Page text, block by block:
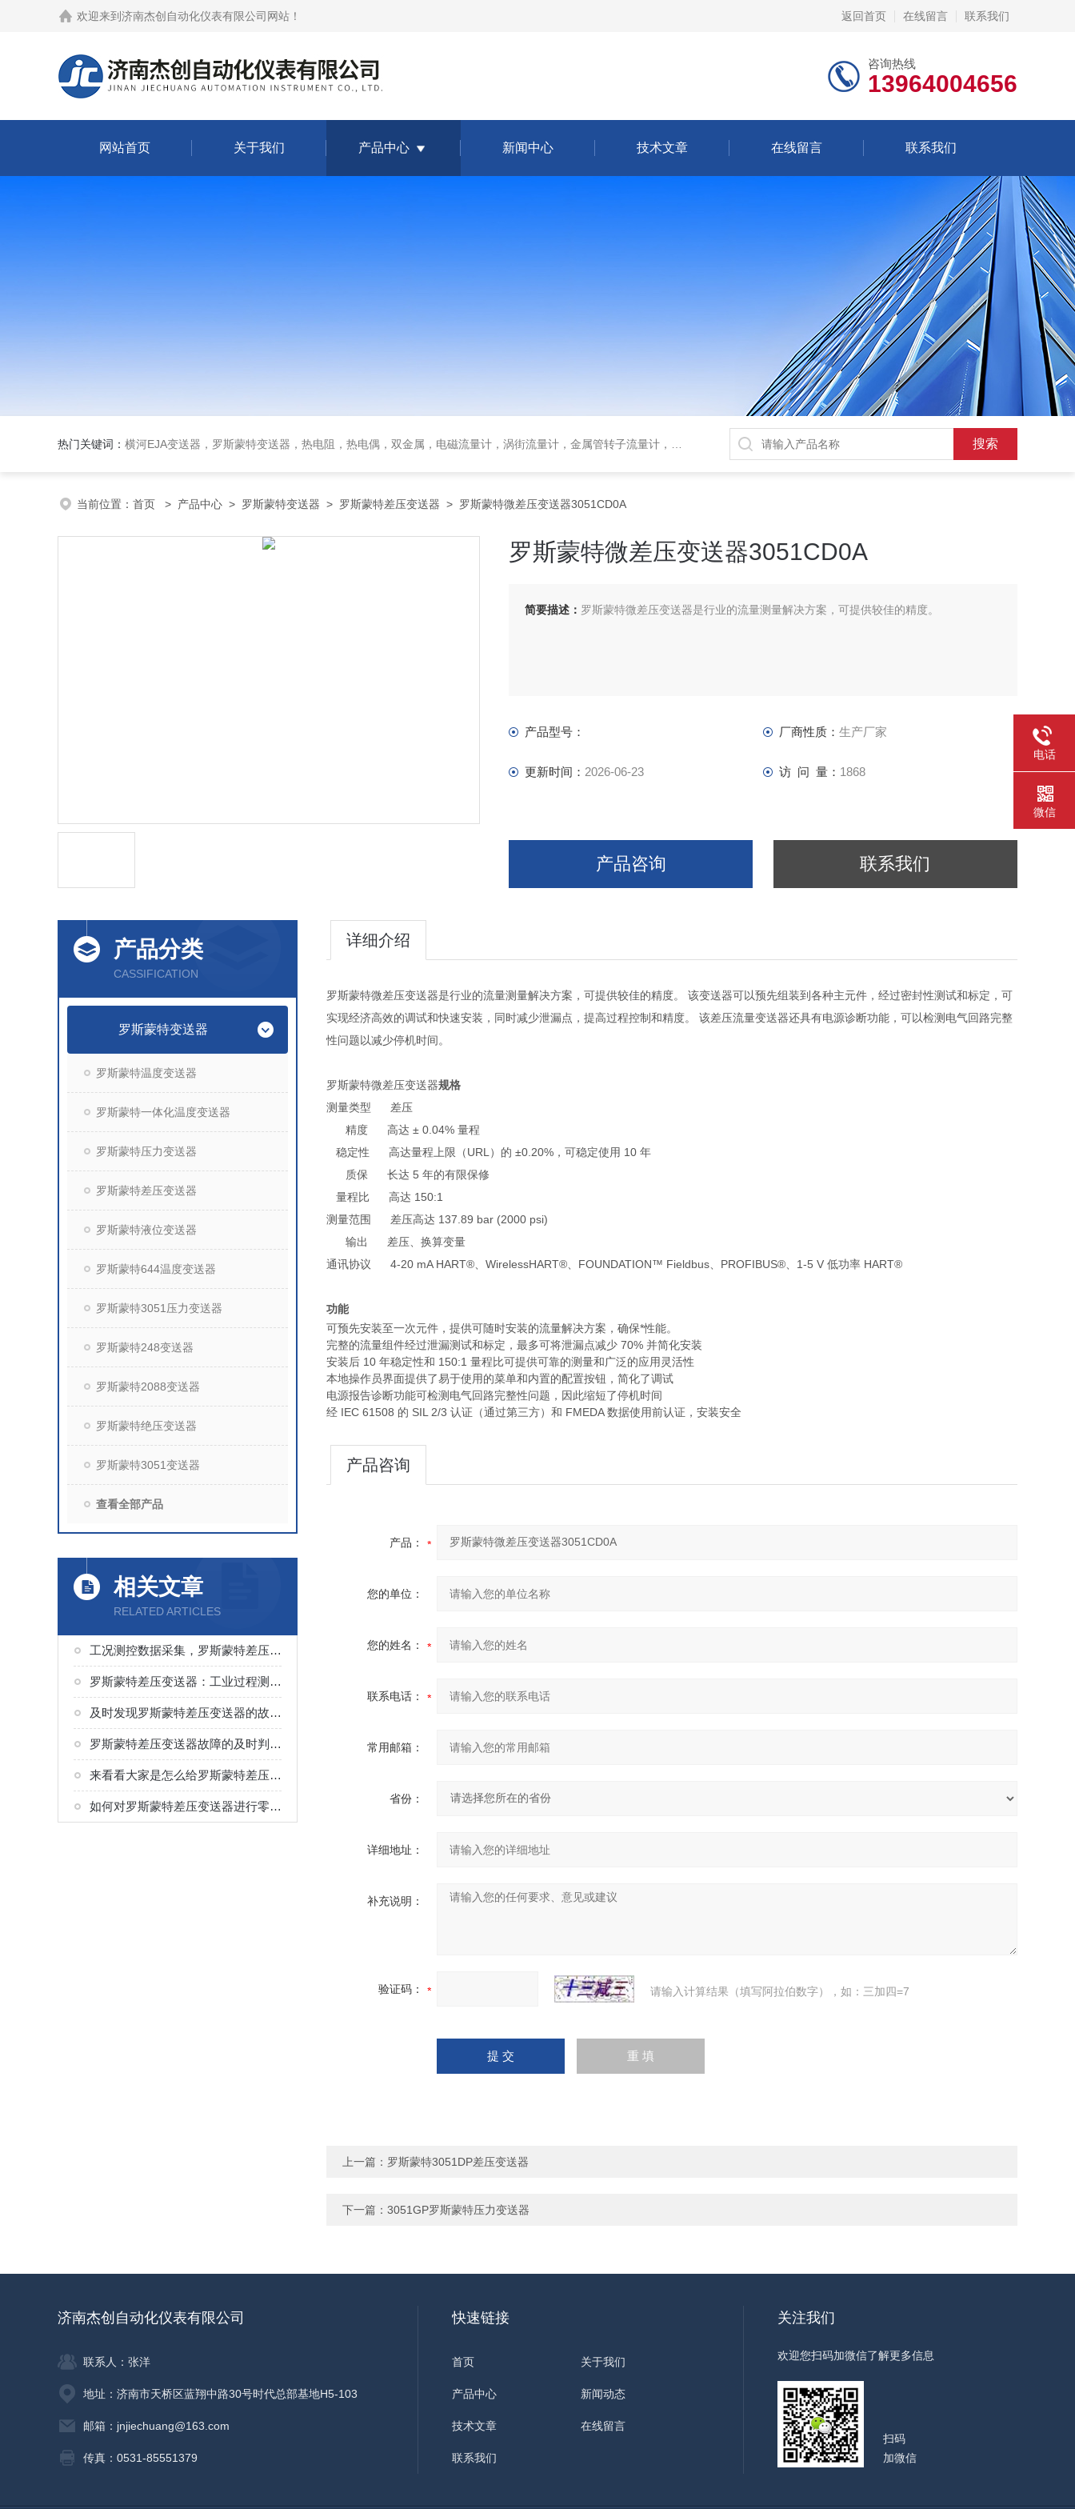
欢迎来到 济南杰创自动化仪表有限公司网站 ！ 返回首页 在线留言 联系我们
咨询热线
13964004656
网站首页 关于我们 产品中心 新闻中心 技术文章 在线留言 联系我们
热门关键词： 横河EJA变送器，罗斯蒙特变送器，热电阻，热电偶，双金属，电磁流量计，涡街流量计，金属管转子流量计，磁翻板液位计，超声波液位计
当前位置： 首页 > 产品中心 > 罗斯蒙特变送器 > 罗斯蒙特差压变送器 > 罗斯蒙特微差压变送器3051CD0A
罗斯蒙特微差压变送器3051CD0A
简要描述： 罗斯蒙特微差压变送器是行业的流量测量解决方案，可提供较佳的精度。
产品型号： 厂商性质： 生产厂家
更新时间： 2026-06-23 访 问 量： 1868
产品咨询 联系我们
产品分类
CASSIFICATION
罗斯蒙特变送器
罗斯蒙特温度变送器
罗斯蒙特一体化温度变送器
罗斯蒙特压力变送器
罗斯蒙特差压变送器
罗斯蒙特液位变送器
罗斯蒙特644温度变送器
罗斯蒙特3051压力变送器
罗斯蒙特248变送器
罗斯蒙特2088变送器
罗斯蒙特绝压变送器
罗斯蒙特3051变送器
查看全部产品
相关文章
RELATED ARTICLES
工况测控数据采集，罗斯蒙特差压变送器适配多领域工艺监测
罗斯蒙特差压变送器：工业过程测控的常用传感设备
及时发现罗斯蒙特差压变送器的故障进行检修，对企业生产来说是十分重要的
罗斯蒙特差压变送器故障的及时判定分析和处理在生产中是至关重要的
来看看大家是怎么给罗斯蒙特差压变送器进行维护的
如何对罗斯蒙特差压变送器进行零位检查？
详细介绍
罗斯蒙特微差压变送器是行业的流量测量解决方案，可提供较佳的精度。 该变送器可以预先组装到各种主元件，经过密封性测试和标定，可
实现经济高效的调试和快速安装，同时减少泄漏点，提高过程控制和精度。 该差压流量变送器还具有电源诊断功能，可以检测电气回路完整
性问题以减少停机时间。
罗斯蒙特微差压变送器规格
测量类型 差压
精度 高达 ± 0.04% 量程
稳定性 高达量程上限（URL）的 ±0.20%，可稳定使用 10 年
质保 长达 5 年的有限保修
量程比 高达 150:1
测量范围 差压高达 137.89 bar (2000 psi)
输出 差压、换算变量
通讯协议 4-20 mA HART®、 WirelessHART®、FOUNDATION™ Fieldbus、PROFIBUS®、1-5 V 低功率 HART®
功能
可预先安装至一次元件，提供可随时安装的流量解决方案，确保*性能。
完整的流量组件经过泄漏测试和标定，最多可将泄漏点减少 70% 并简化安装
安装后 10 年稳定性和 150:1 量程比可提供可靠的测量和广泛的应用灵活性
本地操作员界面提供了易于使用的菜单和内置的配置按钮，简化了调试
电源报告诊断功能可检测电气回路完整性问题，因此缩短了停机时间
经 IEC 61508 的 SIL 2/3 认证（通过第三方）和 FMEDA 数据使用前认证，安装安全
产品咨询
产品：
您的单位：
您的姓名：
联系电话：
常用邮箱：
省份：
详细地址：
补充说明：
验证码： 请输入计算结果（填写阿拉伯数字），如：三加四=7
上一篇： 罗斯蒙特3051DP差压变送器
下一篇： 3051GP罗斯蒙特压力变送器
济南杰创自动化仪表有限公司
联系人：张洋
地址：济南市天桥区蓝翔中路30号时代总部基地H5-103
邮箱：jnjiechuang@163.com
传真：0531-85551379
快速链接
首页 关于我们
产品中心 新闻动态
技术文章 在线留言
联系我们
关注我们
欢迎您扫码加微信了解更多信息
扫码
加微信
电话
微信